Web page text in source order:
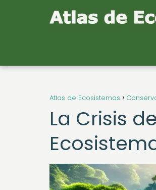
Atlas de Ecosistemas
La Crisis